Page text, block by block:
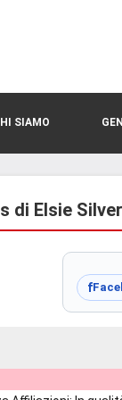
SIAMO
di Elsie
f